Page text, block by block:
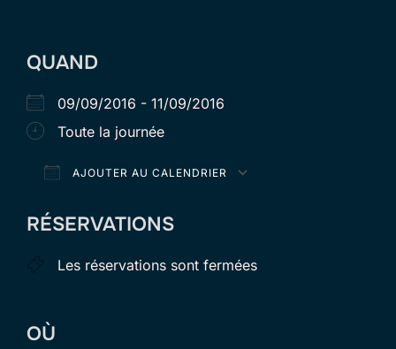
QUAND
09/09/2016 - 11/09/2016
Toute la journée
AJOUTER AU CALENDRIER
RÉSERVATIONS
Les réservations sont fermées
OÙ